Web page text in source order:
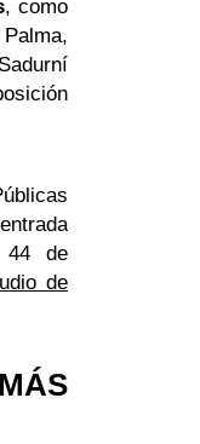
, como
44 de
de